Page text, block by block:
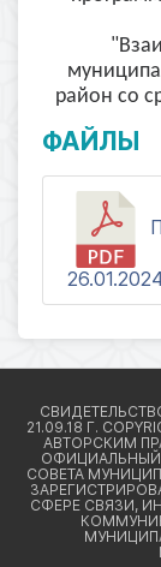
район со
ФАЙЛЫ